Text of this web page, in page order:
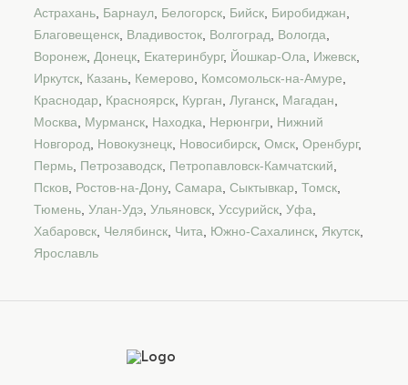
Астрахань Барнаул Белогорск Бийск Биробиджан
Благовещенск Владивосток Волгоград Вологда
Воронеж Донецк Екатеринбург, Йошкар-Ола Ижевск
Иркутск Казань Кемерово Комсомольск-на-Амуре
Краснодар
Красноярск Курган Луганск Магадан
Москва
Мурманск Находка Нерюнгри
Нижний
Новгород
Новокузнецк Новосибирск Омск Оренбург,
Пермь Петрозаводск Петропавловск-Камчатский
Псков Ростов-на-Дону, Самара Сыктывкар Томск
Тюмень Улан-Удэ Ульяновск Уссурийск Уфа
Хабаровск Челябинск Чита Южно-Сахалинск Якутск
Ярославль